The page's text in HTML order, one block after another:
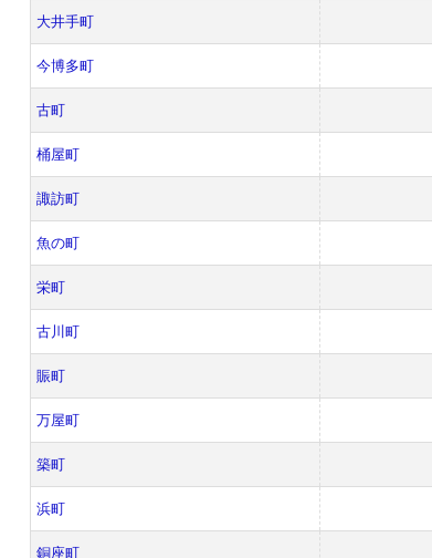
大井手町
今博多町
古町
桶屋町
諏訪町
魚の町
栄町
古川町
賑町
万屋町
築町
浜町
銅座町